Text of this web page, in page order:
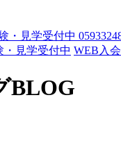
・見学受付中 WEB入会
BLOG